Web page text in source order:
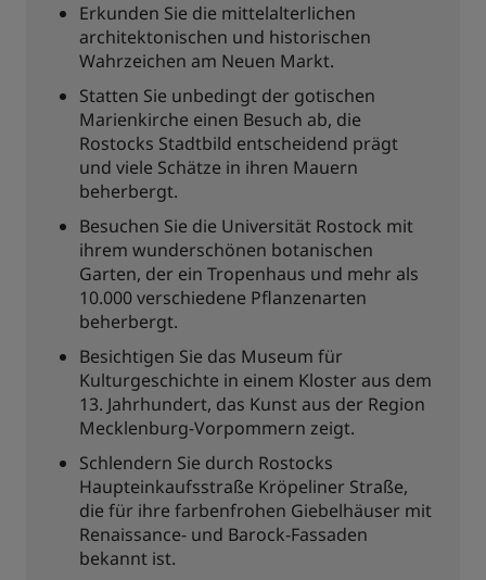
Erkunden Sie die mittelalterlichen
architektonischen und historischen
Wahrzeichen am Neuen Markt.
Statten Sie unbedingt der gotischen
Marienkirche einen Besuch ab, die
Rostocks Stadtbild entscheidend prägt
und viele Schätze in ihren Mauern
beherbergt.
Besuchen Sie die Universität Rostock mit
ihrem wunderschönen botanischen
Garten, der ein Tropenhaus und mehr als
10.000 verschiedene Pflanzenarten
beherbergt.
Besichtigen Sie das Museum für
Kulturgeschichte in einem Kloster aus dem
13. Jahrhundert, das Kunst aus der Region
Mecklenburg-Vorpommern zeigt.
Schlendern Sie durch Rostocks
Haupteinkaufsstraße Kröpeliner Straße,
die für ihre farbenfrohen Giebelhäuser mit
Renaissance- und Barock-Fassaden
bekannt ist.